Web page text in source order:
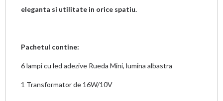
eleganta si utilitate in orice spatiu.
Pachetul contine:
6 lampi cu led adezive Rueda Mini, lumina albastra
1 Transformator de 16W/10V